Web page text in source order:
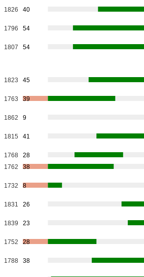
1826 40
1796 54
1807 54
1823 45
1763 39
1862 9
1815 41
1768
28
1762 38
1732 8
1831 26
1839 23
1752 28
1788 38